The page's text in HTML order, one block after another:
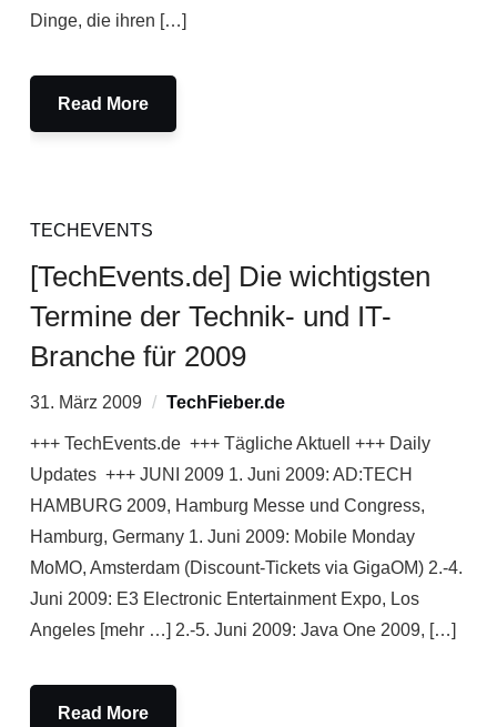
Dinge, die ihren […]
Read More
TECHEVENTS
[TechEvents.de] Die wichtigsten
Termine der Technik- und IT-
Branche für 2009
31. März 2009 TechFieber.de
+++ TechEvents.de +++ Tägliche Aktuell +++ Daily
Updates +++ JUNI 2009 1. Juni 2009: AD:TECH
HAMBURG 2009, Hamburg Messe und Congress,
Hamburg, Germany 1. Juni 2009: Mobile Monday
MoMO, Amsterdam (Discount-Tickets via GigaOM) 2.-4.
Juni 2009: E3 Electronic Entertainment Expo, Los
Angeles [mehr …] 2.-5. Juni 2009: Java One 2009, […]
Read More